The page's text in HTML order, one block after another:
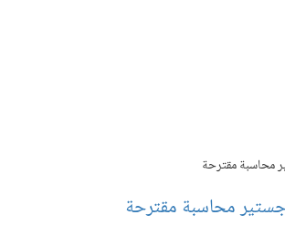
محاسبة مقترحة